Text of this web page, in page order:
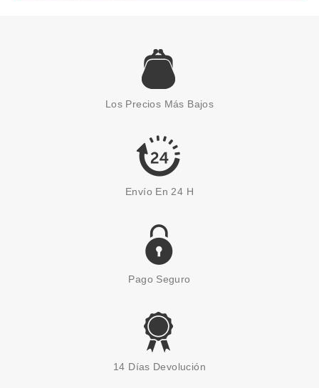
Los Precios Más Bajos
Envío En 24 H
Pago Seguro
14 Días Devolución